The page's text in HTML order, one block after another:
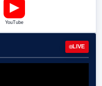
▶
YouTube
LIVE